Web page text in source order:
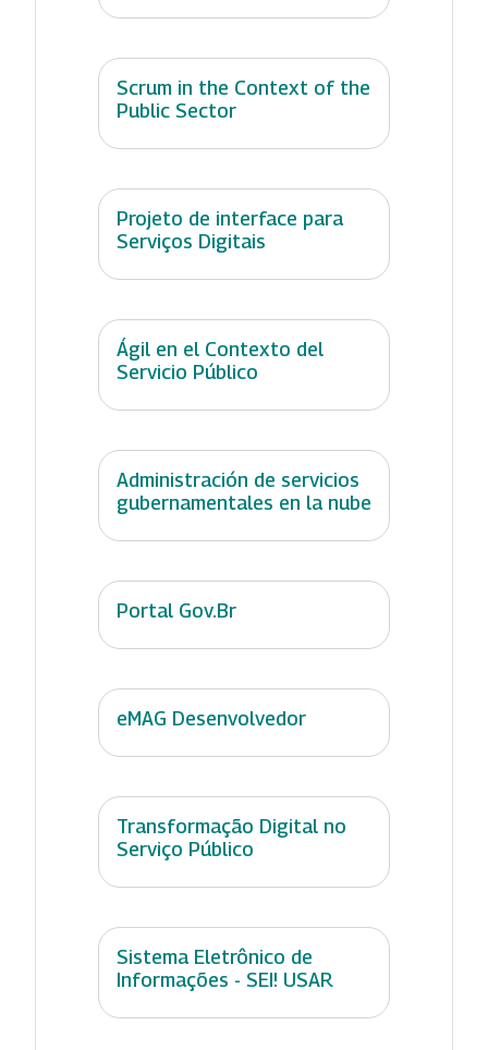
Scrum in the Context of the
Public Sector
Projeto de interface para
Serviços Digitais
Ágil en el Contexto del
Servicio Público
Administración de servicios
gubernamentales en la nube
Portal Gov.Br
eMAG Desenvolvedor
Transformação Digital no
Serviço Público
Sistema Eletrônico de
Informações - SEI! USAR